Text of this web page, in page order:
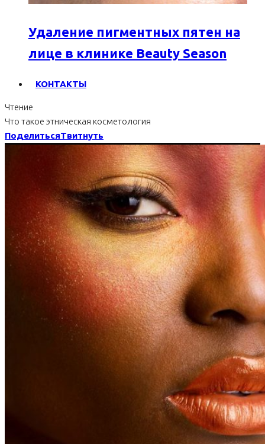
Удаление пигментных пятен на
лице в клинике Beauty Season
КОНТАКТЫ
Чтение
Что такое этническая косметология
ПоделитьсяТвитнуть